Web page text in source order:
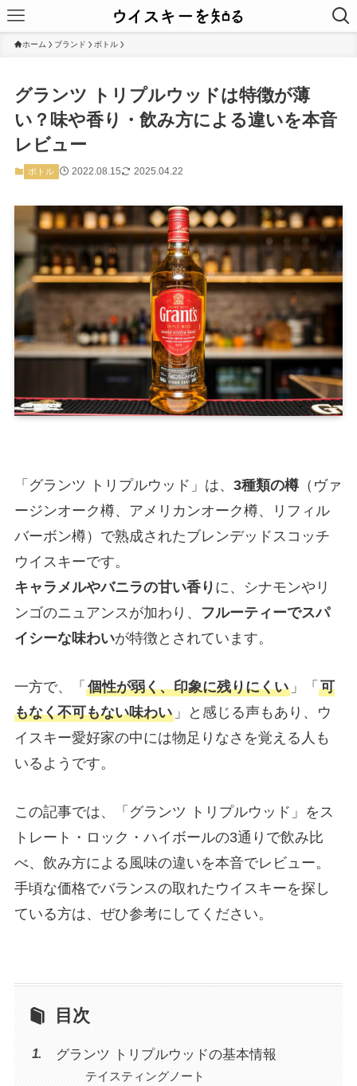
ホーム ブランド ボトル
グランツ トリプルウッドは特徴が薄
い？味や香り・飲み方による違いを本音
レビュー
ボトル 2022.08.15 2025.04.22
「グランツ トリプルウッド」は、 3種類の樽（ヴァ
ージンオーク樽、アメリカンオーク樽、リフィル
バーボン樽）で熟成されたブレンデッドスコッチ
ウイスキーです。
キャラメルやバニラの甘い香り に、シナモンやリ
ンゴのニュアンスが加わり、
フルーティーでスパ
イシーな味わいが特徴とされています。
一方で、「 個性が弱く、印象に残りにくい」「 可
もなく不可もない味わい」と感じる声もあり、ウ
イスキー愛好家の中には物足りなさを覚える人も
いるようです。
この記事では、「グランツ トリプルウッド」をス
トレート・ロック・ハイボールの3通りで飲み比
べ、飲み方による風味の違いを本音でレビュー。
手頃な価格でバランスの取れたウイスキーを探し
ている方は、ぜひ参考にしてください。
目次
グランツ トリプルウッドの基本情報
テイスティングノート